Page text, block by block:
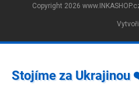
Copyright 2026
Stojíme za Ukrajinou